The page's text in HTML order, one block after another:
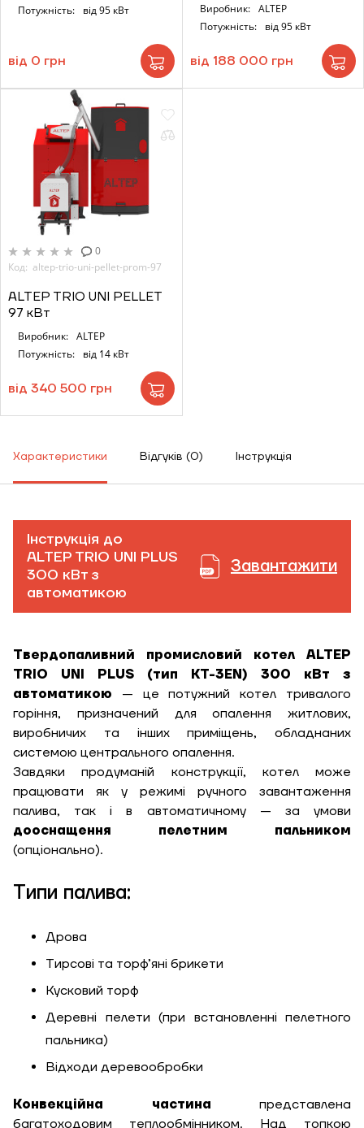
Потужність:
від 95 кВт
від 0 грн
Виробник:
ALTEP
Потужність:
від 95 кВт
від 188 000 грн
0
Код: altep-trio-uni-pellet-prom-97
ALTEP TRIO UNI PELLET
97 кВт
Виробник: ALTEP
Потужність:
від 14 кВт
від 340 500 грн
Характеристики Відгуків (0) Інструкція
Інструкція до
ALTEP TRIO UNI PLUS
300 кВт з
автоматикою
Завантажити
Твердопаливний промисловий котел ALTEP
TRIO UNI PLUS (тип КТ-3ЕN) 300 кВт з
автоматикою — це потужний котел тривалого
горіння, призначений для опалення житлових,
виробничих та інших приміщень, обладнаних
системою центрального опалення.
Завдяки продуманій конструкції, котел може
працювати як у режимі ручного завантаження
палива, так і в автоматичному — за умови
дооснащення пелетним пальником
(опціонально).
Типи палива:
Дрова
Тирсові та торф’яні брикети
Кусковий торф
Деревні пелети (при встановленні пелетного
пальника)
Відходи деревообробки
Конвекційна частина представлена
багатоходовим теплообмінником. Над топкою